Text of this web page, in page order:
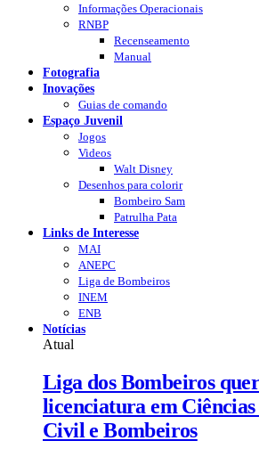
Informações Operacionais
RNBP
Recenseamento
Manual
Fotografia
Inovações
Guias de comando
Espaço Juvenil
Jogos
Videos
Walt Disney
Desenhos para colorir
Bombeiro Sam
Patrulha Pata
Links de Interesse
MAI
ANEPC
Liga de Bombeiros
INEM
ENB
Notícias
Atual
Liga dos Bombeiros
licenciatura em Ciências
Civil e Bombeiros